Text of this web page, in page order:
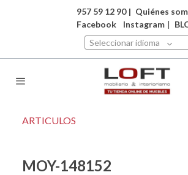
957 59 12 90 | Quiénes
Facebook
Instagram |
Seleccionar idioma
ARTICULOS
MOY-148152